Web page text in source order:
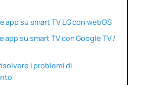
app su smart TV LG con webOS
app su smart TV con Google TV /
i problemi di